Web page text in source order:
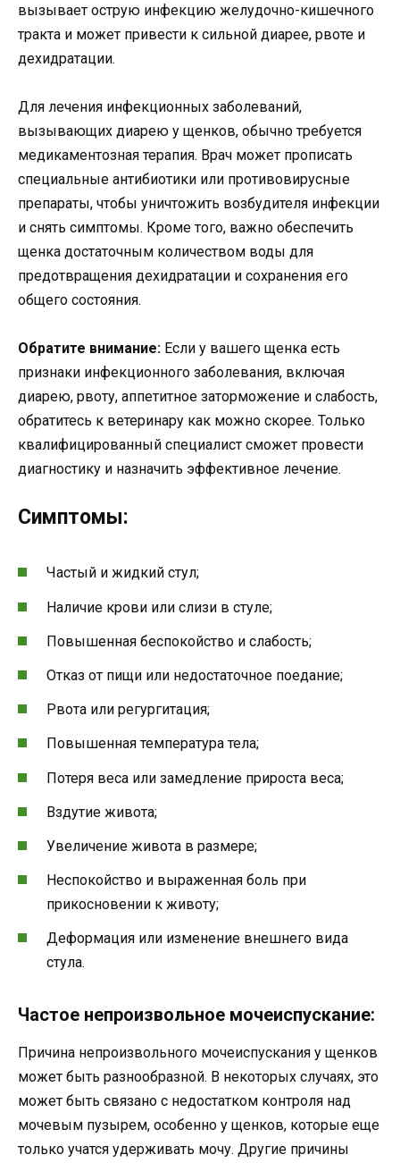
вызывает острую инфекцию желудочно-кишечного
тракта и может привести к сильной диарее, рвоте и
дехидратации.
Для лечения инфекционных заболеваний,
вызывающих диарею у щенков, обычно требуется
медикаментозная терапия. Врач может прописать
специальные антибиотики или противовирусные
препараты, чтобы уничтожить возбудителя инфекции
и снять симптомы. Кроме того, важно обеспечить
щенка достаточным количеством воды для
предотвращения дехидратации и сохранения его
общего состояния.
Обратите внимание: Если у вашего щенка есть
признаки инфекционного заболевания, включая
диарею, рвоту, аппетитное заторможение и слабость,
обратитесь к ветеринару как можно скорее. Только
квалифицированный специалист сможет провести
диагностику и назначить эффективное лечение.
Симптомы:
Частый и жидкий стул;
Наличие крови или слизи в стуле;
Повышенная беспокойство и слабость;
Отказ от пищи или недостаточное поедание;
Рвота или регургитация;
Повышенная температура тела;
Потеря веса или замедление прироста веса;
Вздутие живота;
Увеличение живота в размере;
Неспокойство и выраженная боль при
прикосновении к животу;
Деформация или изменение внешнего вида
стула.
Частое непроизвольное мочеиспускание:
Причина непроизвольного мочеиспускания у щенков
может быть разнообразной. В некоторых случаях, это
может быть связано с недостатком контроля над
мочевым пузырем, особенно у щенков, которые еще
только учатся удерживать мочу. Другие причины